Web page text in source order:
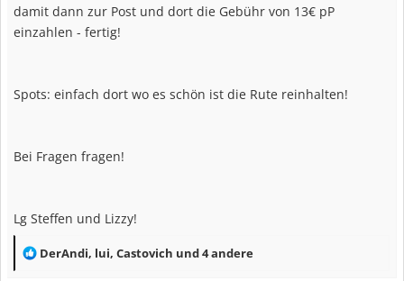
damit dann zur Post und dort die Gebühr von 13€ pP
einzahlen - fertig!
Spots: einfach dort wo es schön ist die Rute reinhalten!
Bei Fragen fragen!
Lg Steffen und Lizzy!
R
DerAndi, lui, Castovich und 4 andere